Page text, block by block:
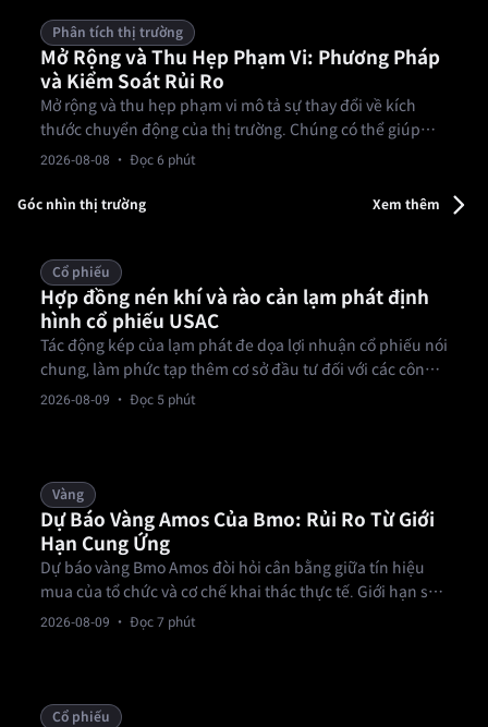
Phân tích thị trường
Mở Rộng và Thu Hẹp Phạm Vi: Phương Pháp
và Kiểm Soát Rủi Ro
Mở rộng và thu hẹp phạm vi mô tả sự thay đổi về kích
thước chuyển động của thị trường. Chúng có thể giúp
nhà giao dịch chuẩn bị kế hoạch rủi ro, nhưng không dự
2026-08-08 · Đọc 6 phút
Góc nhìn thị trường Xem thêm
Cổ phiếu
Hợp đồng nén khí và rào cản lạm phát định
hình cổ phiếu USAC
Tác động kép của lạm phát đe dọa lợi nhuận cổ phiếu nói
chung, làm phức tạp thêm cơ sở đầu tư đối với các công
ty nén khí trung chuyển.
2026-08-09 · Đọc 5 phút
Vàng
Dự Báo Vàng Amos Của Bmo: Rủi Ro Từ Giới
Hạn Cung Ứng
Dự báo vàng Bmo Amos đòi hỏi cân bằng giữa tín hiệu
mua của tổ chức và cơ chế khai thác thực tế. Giới hạn sản
lượng vật lý, bao gồm việc B2Gold giảm dự báo năm 2026
2026-08-09 · Đọc 7 phút
Cổ phiếu